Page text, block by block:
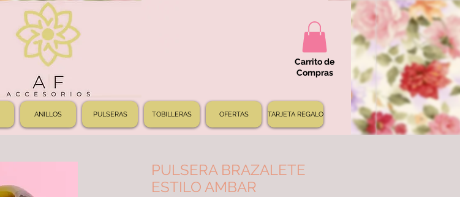
Carrito de
Compras
ANILLOS PULSERAS TOBILLERAS OFERTAS TARJETA REGALO
PULSERA BRAZALETE
ESTILO AMBAR